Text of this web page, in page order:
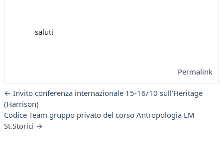
saluti
Permalink
← Invito conferenza internazionale 15-16/10 sull'Heritage
(Harrison)
Codice Team gruppo privato del corso Antropologia LM
St.Storici →